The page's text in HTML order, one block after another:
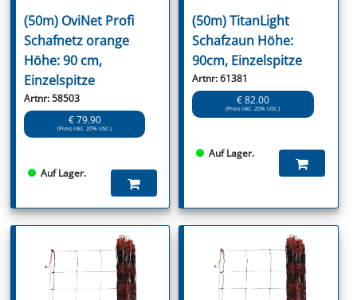
(50m) OviNet Profi
Schafnetz orange
Höhe: 90 cm,
Einzelspitze
Artnr: 58503
€ 79.90
(Preis inkl. 20% USt.)
Auf Lager.
(50m) TitanLight
Schafzaun Höhe:
90cm, Einzelspitze
Artnr: 61381
€ 82.00
(Preis inkl. 20% USt.)
Auf Lager.